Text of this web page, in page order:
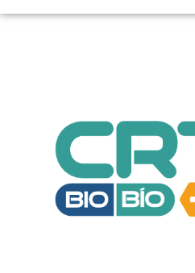
balance de
Leer